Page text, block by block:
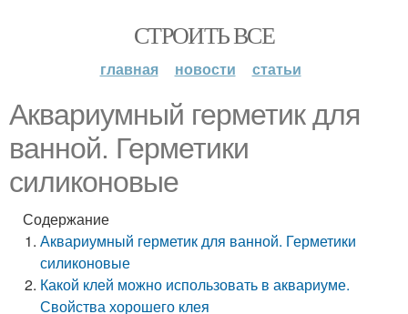
СТРОИТЬ ВСЕ
главная новости статьи
Аквариумный герметик для
ванной. Герметики
силиконовые
Содержание
Аквариумный герметик для ванной. Герметики
силиконовые
Какой клей можно использовать в аквариуме.
Свойства хорошего клея